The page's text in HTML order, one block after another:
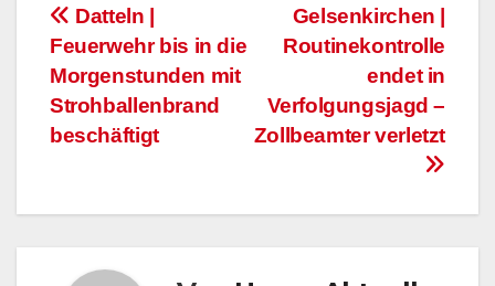
BeitragsnavigationGelsenkirchen |
Routinekontrolle
endet in
Verfolgungsjagd –
Zollbeamter verletzt
Datteln |
Feuerwehr bis in die
Morgenstunden mit
Strohballenbrand
beschäftigt